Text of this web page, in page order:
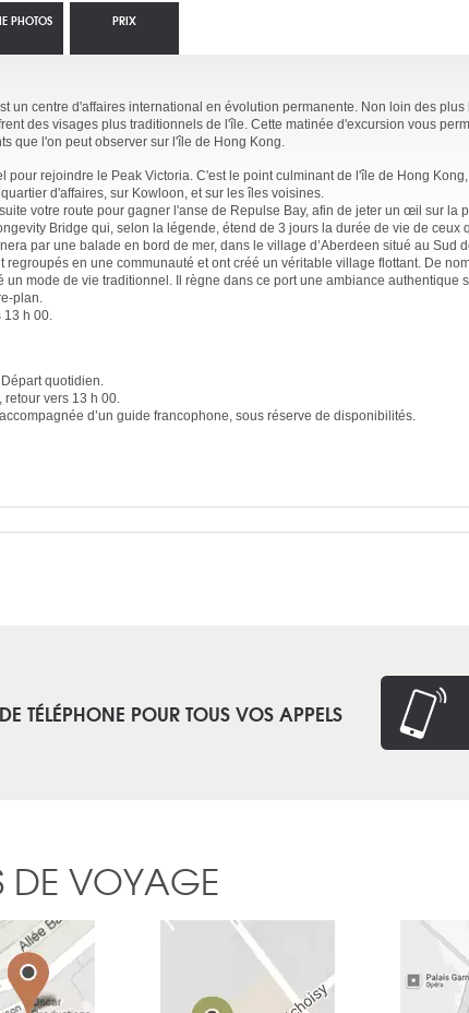
un centre d'affaires international en évolution permanente. Non loin des
des visages plus traditionnels de l'île. Cette matinée d'excursion vous
que l'on peut observer sur l'île de Hong Kong.
pour rejoindre le Peak Victoria. C'est le point culminant de l'île de Hong
d'affaires, sur Kowloon, et sur les îles voisines.
votre route pour gagner l'anse de Repulse Bay, afin de jeter un œil sur la
Bridge qui, selon la légende, étend de 3 jours la durée de vie de ceux
par une balade en bord de mer, dans le village d’Aberdeen situé au Sud
regroupés en une communauté et ont créé un véritable village flottant. De
un mode de vie traditionnel. Il règne dans ce port une ambiance authentique
plan.
13 h 00.
quotidien.
retour vers 13 h 00.
d’un guide francophone, sous réserve de disponibilités.
PHOTOS PRIX
TÉLÉPHONE POUR TOUS VOS APPELS
DE VOYAGE